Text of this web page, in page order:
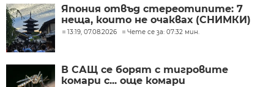
Япония отвъд стереотипите: 7
неща, които не очаквах (СНИМКИ)
13:19, 07.08.2026 Чете се за: 07:32 мин.
В САЩ се борят с тигровите
комари с... още комари